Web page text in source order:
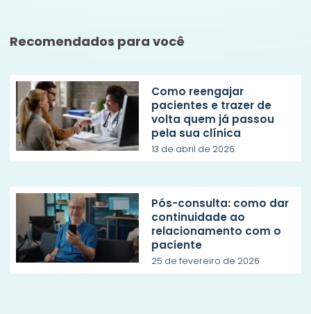
Recomendados para você
Como reengajar
pacientes e trazer de
volta quem já passou
pela sua clínica
13 de abril de 2026
Pós-consulta: como dar
continuidade ao
relacionamento com o
paciente
25 de fevereiro de 2026